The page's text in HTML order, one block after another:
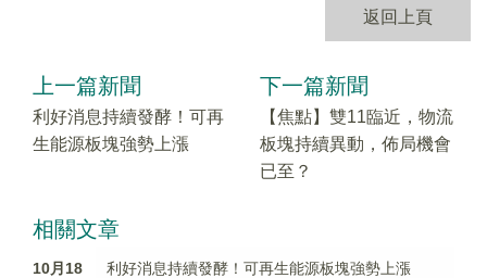
返回上頁
上一篇新聞
利好消息持續發酵！可再
生能源板塊強勢上漲
下一篇新聞
【焦點】雙11臨近，物流
板塊持續異動，佈局機會
已至？
相關文章
10月18
利好消息持續發酵！可再生能源板塊強勢上漲